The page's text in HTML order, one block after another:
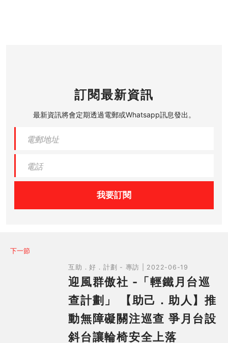
訂閱最新資訊
最新資訊將會定期透過電郵或Whatsapp訊息發出。
我要訂閱
下一節
互助．好．計劃 - 專訪 | 2022-06-19
迎風群傲社 -「輕鐵月台巡
查計劃」 【助己．助人】推
動無障礙關注巡查 爭月台設
斜台讓輪椅安全上落